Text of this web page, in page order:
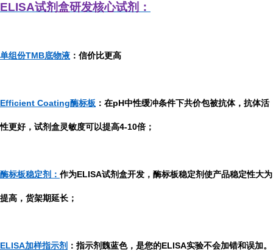
ELISA试剂盒研发核心试剂：
单组份TMB底物液 ：信价比更高
Efficient Coating酶标板 ：在pH中性缓冲条件下共价包被抗体，抗体活
性更好，试剂盒灵敏度可以提高4-10倍；
酶标板稳定剂： 作为ELISA试剂盒开发，酶标板稳定剂使产品稳定性大为
提高，货架期延长；
ELISA加样指示剂 ：指示剂魏蓝色，是您的ELISA实验不会加错和误加。